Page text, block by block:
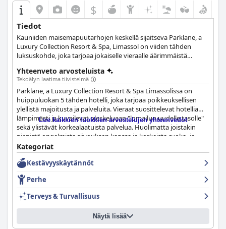
$
Tiedot
Kauniiden maisemapuutarhojen keskellä sijaitseva Parklane, a
Luxury Collection Resort & Spa, Limassol on viiden tähden
luksuskohde, joka tarjoaa jokaiselle vieraalle äärimmäistä
lapsille, virkistävä kylpylä, tilavat konferenssi- ja
tapahtumapaikat, erinomaiset ravintolat ja baarit sekä
hiekkaranta tekevät tämän hotellin jokaisen vieraan lomasta
mahdollisimman ikimuistoisen ja nautinnollisen.
Yhteenveto arvosteluista
Tekoälyn laatima tiivistelmä
Parklane, a Luxury Collection Resort & Spa Limassolissa on
huippuluokan 5 tähden hotelli, joka tarjoaa poikkeuksellisen
ylellistä majoitusta ja palveluita. Vieraat suosittelevat hotellia
lämpimästi ja kuvailevat oleskeluaan "lomailun uudelle tasolle"
sekä ylistävät korkealaatuista palvelua. Huolimatta joistakin
pienistä ongelmista siivouksen kanssa ja korkeista ruoka- ja
juomahinnoista, vieraat sanovat sen olevan paras hotelli, jossa
he ovat koskaan olleet ja täydellinen pakopaikka niille, jotka
etsivät ylellisyyttä ja ainutlaatuista kokemusta. Jos saat hyvän
tarjouksen, kokeile ihmeessä – se on todella poikkeuksellinen
lomakeskus, joka on erinomainen kaikilla osa-alueilla.
Lue kaikkien luokkien arvostelujen yhteenvedot
Kategoriat
Kestävyyskäytännöt
Perhe
Terveys & Turvallisuus
Näytä lisää